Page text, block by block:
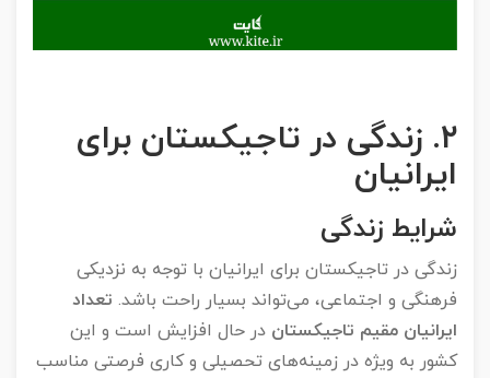
۲. زندگی در تاجیکستان برای
ایرانیان
شرایط زندگی
زندگی در تاجیکستان برای ایرانیان با توجه به نزدیکی
فرهنگی و اجتماعی، می‌تواند بسیار راحت باشد. تعداد
ایرانیان مقیم تاجیکستان در حال افزایش است و این
کشور به ویژه در زمینه‌های تحصیلی و کاری فرصتی مناسب